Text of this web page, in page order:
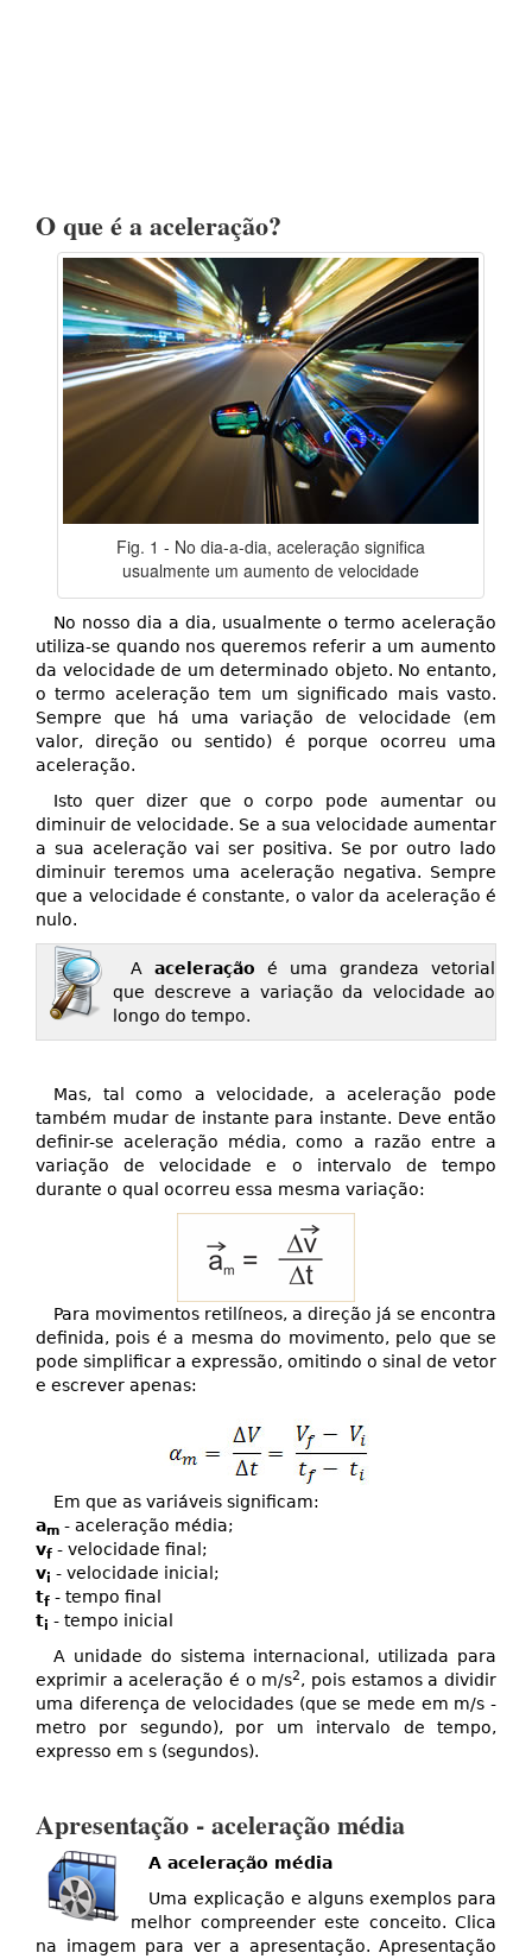
O que é a aceleração?
Fig. 1 - No dia-a-dia, aceleração significa
usualmente um aumento de velocidade
No nosso dia a dia, usualmente o termo aceleração
utiliza-se quando nos queremos referir a um aumento
da velocidade de um determinado objeto. No entanto,
o termo aceleração tem um significado mais vasto.
Sempre que há uma variação de velocidade (em
valor, direção ou sentido) é porque ocorreu uma
aceleração.
Isto quer dizer que o corpo pode aumentar ou
diminuir de velocidade. Se a sua velocidade aumentar
a sua aceleração vai ser positiva. Se por outro lado
diminuir teremos uma aceleração negativa. Sempre
que a velocidade é constante, o valor da aceleração é
nulo.
A aceleração é uma grandeza vetorial
que descreve a variação da velocidade ao
longo do tempo.
Mas, tal como a velocidade, a aceleração pode
também mudar de instante para instante. Deve então
definir-se aceleração média, como a razão entre a
variação de velocidade e o intervalo de tempo
durante o qual ocorreu essa mesma variação:
Para movimentos retilíneos, a direção já se encontra
definida, pois é a mesma do movimento, pelo que se
pode simplificar a expressão, omitindo o sinal de vetor
e escrever apenas:
Em que as variáveis significam:
am - aceleração média;
vf - velocidade final;
vi - velocidade inicial;
tf - tempo final
ti - tempo inicial
A unidade do sistema internacional, utilizada para
exprimir a aceleração é o m/s2, pois estamos a dividir
uma diferença de velocidades (que se mede em m/s -
metro por segundo), por um intervalo de tempo,
expresso em s (segundos).
Apresentação - aceleração média
A aceleração média
Uma explicação e alguns exemplos para
melhor compreender este conceito. Clica
na imagem para ver a apresentação. Apresentação